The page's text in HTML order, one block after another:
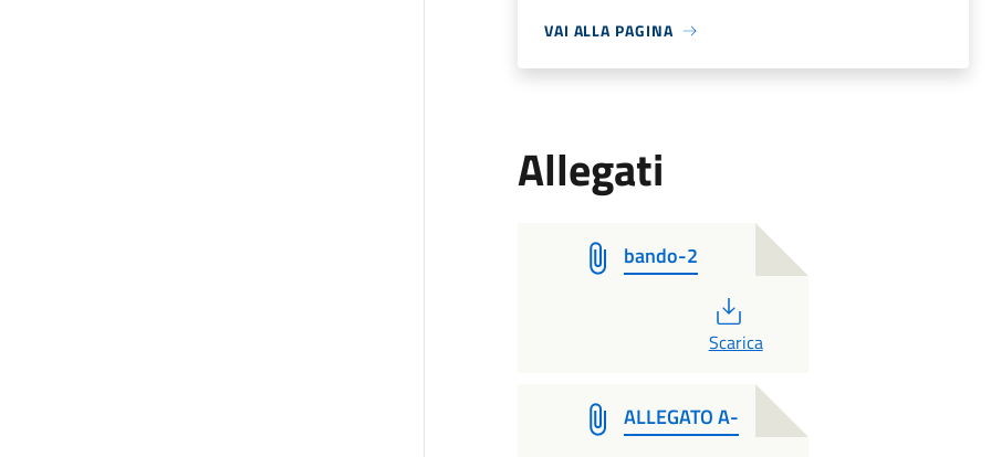
VAI ALLA PAGINA
Allegati
bando-2
PDF
Scarica
ALLEGATO A-